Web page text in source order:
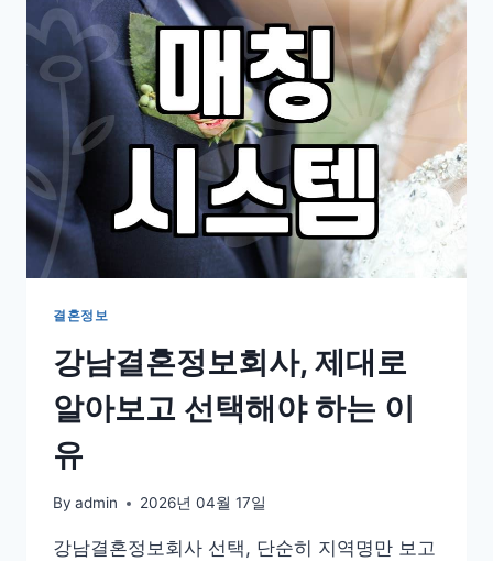
보
회
사
선
택
전
반
드
시
확
질
적
인
검
준
결혼정보
강남결혼정보회사, 제대로
알아보고 선택해야 하는 이
유
By admin 2026년 04월 17일
강남결혼정보회사 선택, 단순히 지역명만 보고